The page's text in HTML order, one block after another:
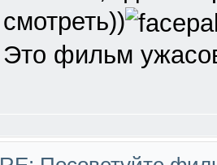
смотреть))
Это фильм